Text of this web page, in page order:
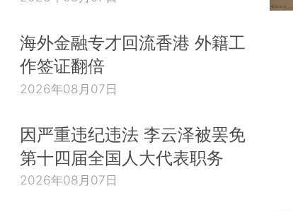
海外金融专才回流香港 外籍工
作签证翻倍
2026年08月07日
因严重违纪违法 李云泽被罢免
第十四届全国人大代表职务
2026年08月07日